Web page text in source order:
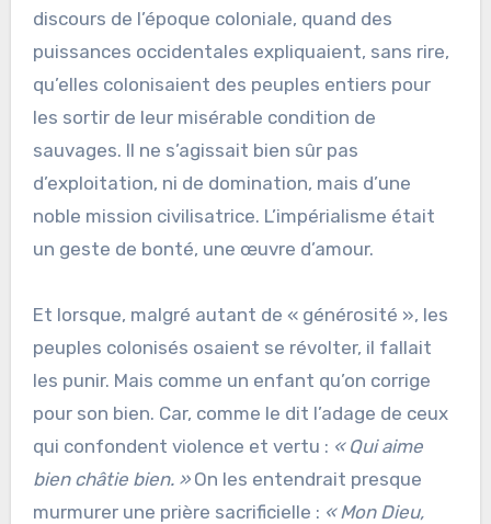
discours de l’époque coloniale, quand des
puissances occidentales expliquaient, sans rire,
qu’elles colonisaient des peuples entiers pour
les sortir de leur misérable condition de
sauvages. Il ne s’agissait bien sûr pas
d’exploitation, ni de domination, mais d’une
noble mission civilisatrice. L’impérialisme était
un geste de bonté, une œuvre d’amour.
Et lorsque, malgré autant de « générosité », les
peuples colonisés osaient se révolter, il fallait
les punir. Mais comme un enfant qu’on corrige
pour son bien. Car, comme le dit l’adage de ceux
qui confondent violence et vertu : « Qui aime
bien châtie bien. » On les entendrait presque
murmurer une prière sacrificielle : « Mon Dieu,